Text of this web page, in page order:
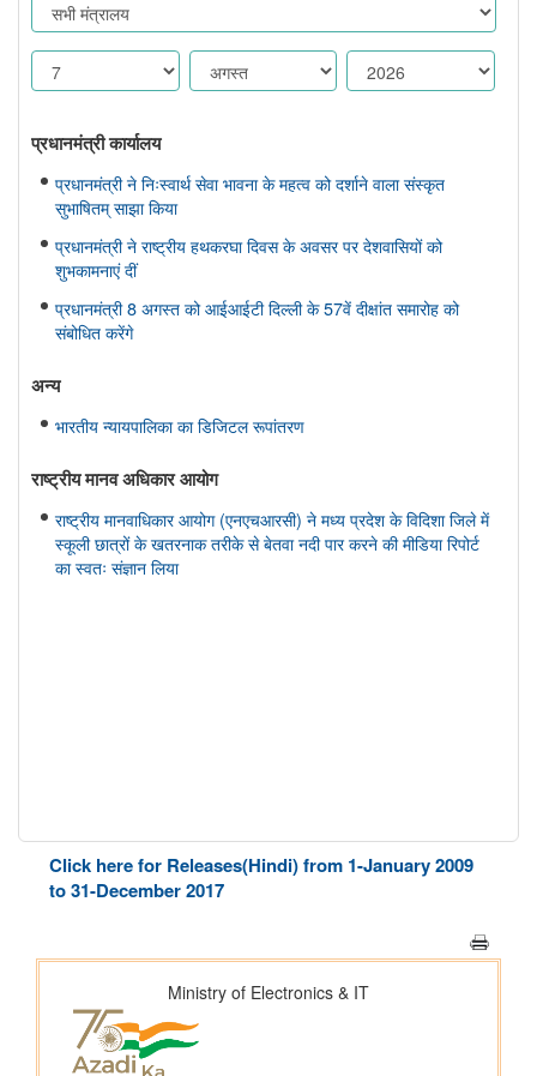
प्रधानमंत्री कार्यालय
प्रधानमंत्री ने निःस्वार्थ सेवा भावना के महत्व को दर्शाने वाला संस्कृत
सुभाषितम् साझा किया
प्रधानमंत्री ने राष्ट्रीय हथकरघा दिवस के अवसर पर देशवासियों को
शुभकामनाएं दीं
प्रधानमंत्री 8 अगस्त को आईआईटी दिल्ली के 57वें दीक्षांत समारोह को
संबोधित करेंगे
अन्य
भारतीय न्यायपालिका का डिजिटल रूपांतरण
राष्ट्रीय मानव अधिकार आयोग
राष्ट्रीय मानवाधिकार आयोग (एनएचआरसी) ने मध्य प्रदेश के विदिशा जिले में
स्कूली छात्रों के खतरनाक तरीके से बेतवा नदी पार करने की मीडिया रिपोर्ट
का स्वतः संज्ञान लिया
Click here for Releases(Hindi) from 1-January 2009
to 31-December 2017